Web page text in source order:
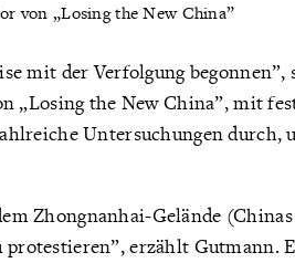
von „Losing the New China”
mit der Verfolgung begonnen”,
„Losing the New China”, mit
Untersuchungen durch,
Zhongnanhai-Gelände (Chinas
protestieren”, erzählt Gutmann.